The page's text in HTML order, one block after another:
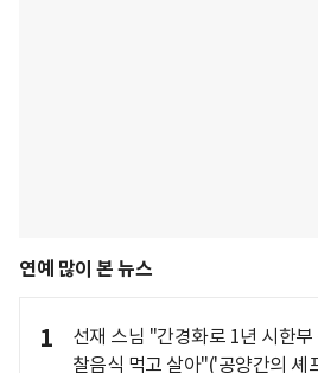
연예 많이 본 뉴스
1
선재 스님 "간경화로 1년 시한부
찰음식 먹고 살아"('공양간의 셰